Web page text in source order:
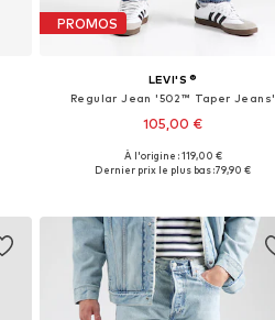
PROMOS
LEVI'S ®
Regular Jean '502™ Taper Jeans'
105,00 €
Disponible en plusieurs tailles
À l'origine : 119,00 €
Dernier prix le plus bas :79,90 €